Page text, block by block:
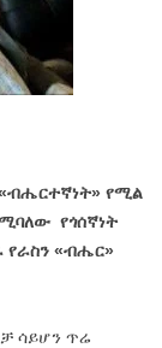
የሚል
የጎሰኛነት
«ብሔር»
ሳይሆን ጥሬ